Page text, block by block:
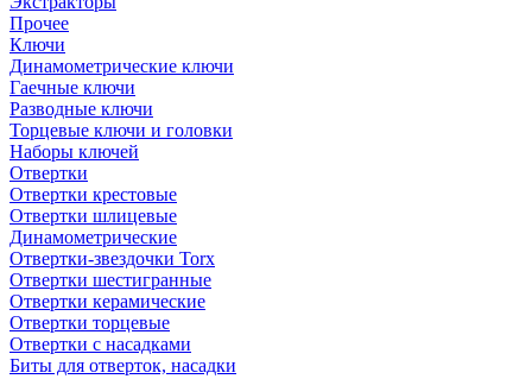
Прочее
Ключи
Динамометрические ключи
Гаечные ключи
Разводные ключи
Торцевые ключи и головки
Наборы ключей
Отвертки
Отвертки крестовые
Отвертки шлицевые
Динамометрические
Отвертки-звездочки Torx
Отвертки шестигранные
Отвертки керамические
Отвертки торцевые
Отвертки с насадками
Биты для отверток, насадки